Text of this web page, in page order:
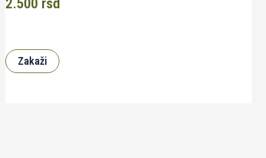
2.500 rsd
Zakaži